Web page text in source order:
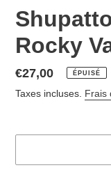
Rocky
Prix
normal
€27,00 ÉPUISÉ
Taxes incluses. Frais